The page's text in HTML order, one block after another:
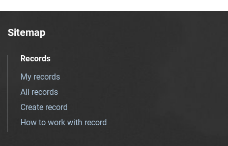
Sitemap
Records
My records
All records
Create record
How to work with record